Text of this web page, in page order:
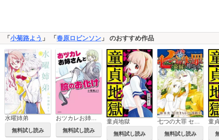
「小菊路よう 」 「春原ロビンソン 」 のおすすめ作品
水曜姉弟
無料試し読み
おツカレお姉さんと腕のお化け
無料試し読み
童貞地獄
無料試し読み
七つの大罪 セブンデイズ～盗賊と聖少女～ 分冊版
無料試し読み
童